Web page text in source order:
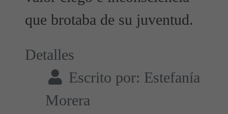
que brotaba de su juventud.
Detalles
Escrito por: Estefanía
Morera